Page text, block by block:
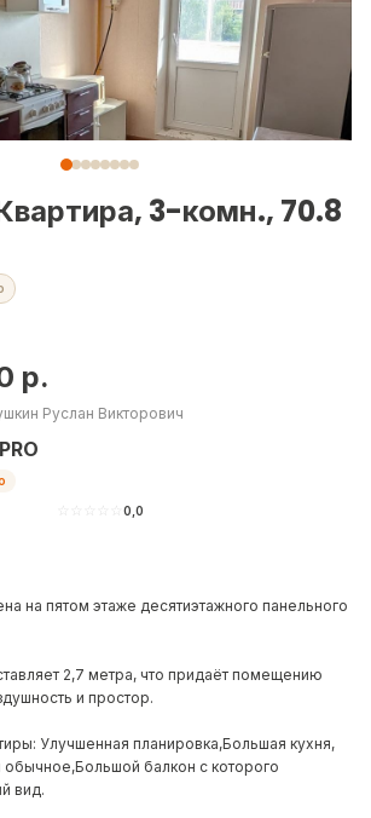
3-комн., 70.8
р.
Руслан Викторович
0,0
на пятом этаже десятиэтажного панельного
2,7 метра, что придаёт помещению
и простор.
Улучшенная планировка,Большая кухня,
обычное,Большой балкон с которого
вид.